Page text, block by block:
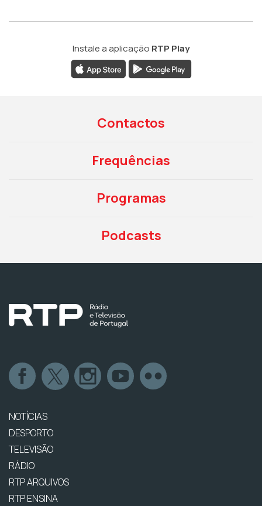
Instale a aplicação RTP Play
Contactos
Frequências
Programas
Podcasts
NOTÍCIAS
DESPORTO
TELEVISÃO
RÁDIO
RTP ARQUIVOS
RTP ENSINA